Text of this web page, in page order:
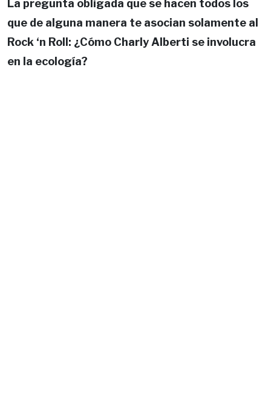
La pregunta obligada que se hacen todos los
que de alguna manera te asocian solamente al
Rock ‘n Roll: ¿Cómo Charly Alberti se involucra
en la ecología?